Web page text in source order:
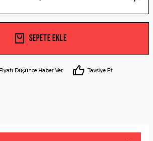
Sepete Ekle
Fiyatı Düşünce Haber Ver Tavsiye Et